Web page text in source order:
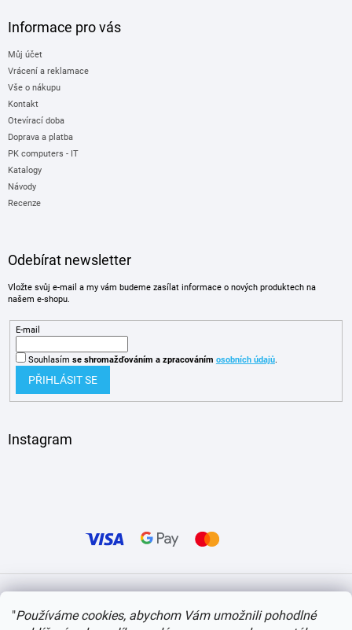
"Používáme cookies, abychom Vám umožnili pohodlné
Informace pro vás
Můj účet
Vrácení a reklamace
Vše o nákupu
Kontakt
Otevírací doba
Doprava a platba
PK computers - IT
Katalogy
Návody
Recenze
Odebírat newsletter
Vložte svůj e-mail a my vám budeme zasílat informace o nových produktech na
našem e-shopu.
E-mail
Souhlasím se shromažďováním a zpracováním osobních údajů.
PŘIHLÁSIT SE
Instagram